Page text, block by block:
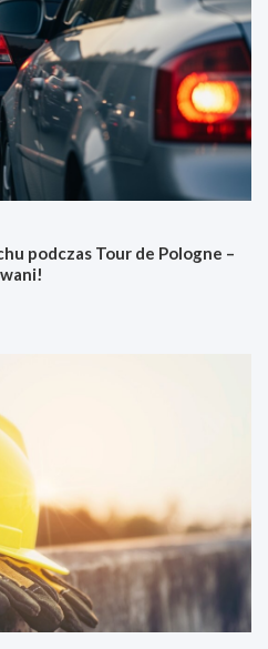
podczas Tour de Pologne –